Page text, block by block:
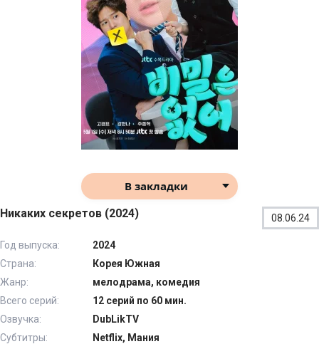
В закладки
Никаких секретов (2024) 08.06.24
Год выпуска:
2024
Страна:
Корея Южная
Жанр:
мелодрама, комедия
Всего серий:
12 серий по 60 мин.
Озвучка:
DubLikTV
Субтитры:
Netflix, Мания